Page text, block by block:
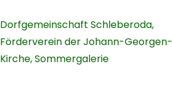
Dorfgemeinschaft Schleberoda,
Förderverein der Johann-Georgen-
Kirche,Sommergalerie